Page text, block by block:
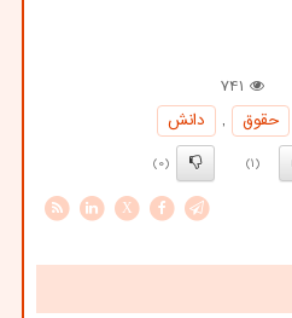
741
حقوق ,
دانش
(1)
(0)
X